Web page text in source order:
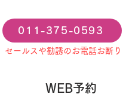
011-375-0593
セールスや勧誘のお電話お断り
WEB予約